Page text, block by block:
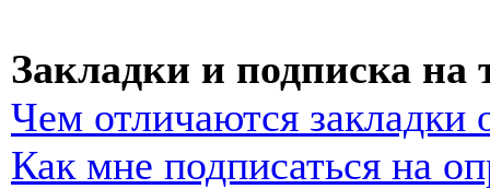
Закладки и подписка на
Чем отличаются закладки
Как мне подписаться на